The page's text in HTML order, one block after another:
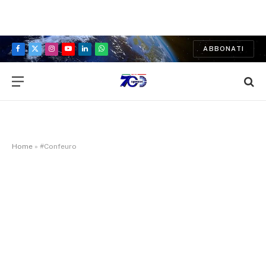
Facebook
X
Instagram
YouTubeLinkedInWhatsApp
ABBONATI
Home » #Confeuro